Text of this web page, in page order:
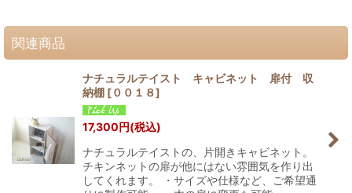
関連商品
ナチュラルテイスト キャビネット 扉付 収
納棚 [００１８]
17,300円(税込)
ナチュラルテイストの、片開きキャビネット。
チキンネットの扉が他にはない雰囲気を作り出
してくれます。 ・サイズや仕様など、ご希望通